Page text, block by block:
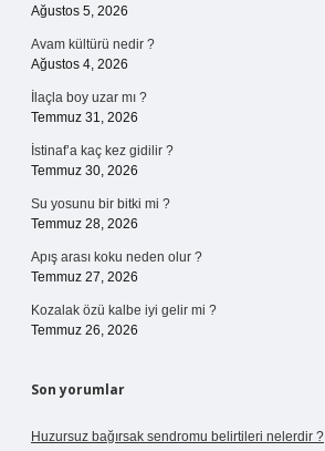
Ağustos 5, 2026
Avam kültürü nedir ?
Ağustos 4, 2026
İlaçla boy uzar mı ?
Temmuz 31, 2026
İstinaf’a kaç kez gidilir ?
Temmuz 30, 2026
Su yosunu bir bitki mi ?
Temmuz 28, 2026
Apış arası koku neden olur ?
Temmuz 27, 2026
Kozalak özü kalbe iyi gelir mi ?
Temmuz 26, 2026
Son yorumlar
Huzursuz bağırsak sendromu belirtileri nelerdir ?